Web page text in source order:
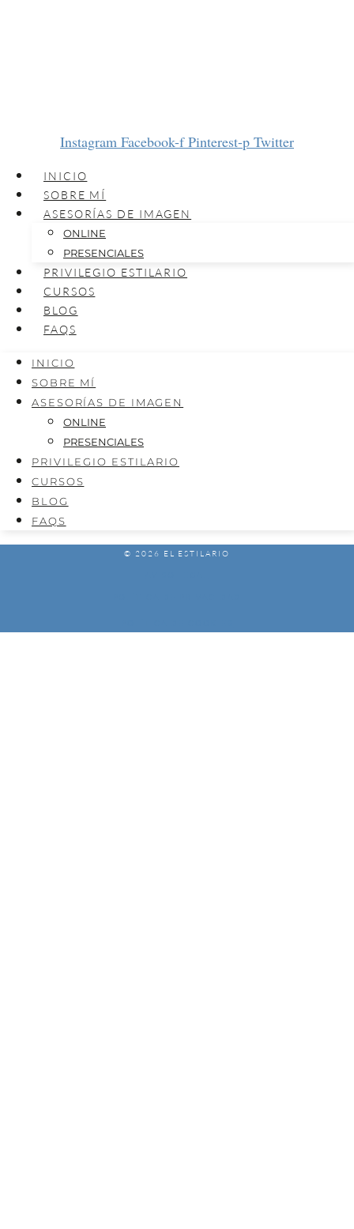
Instagram Facebook-f Pinterest-p Twitter
INICIO
SOBRE MÍ
ASESORÍAS DE IMAGEN
ONLINE
PRESENCIALES
PRIVILEGIO ESTILARIO
CURSOS
BLOG
FAQS
INICIO
SOBRE MÍ
ASESORÍAS DE IMAGEN
ONLINE
PRESENCIALES
PRIVILEGIO ESTILARIO
CURSOS
BLOG
FAQS
© 2026 EL ESTILARIO